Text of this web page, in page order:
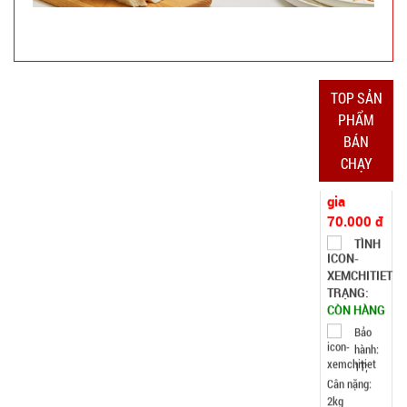
TOP SẢN
PHẨM
BÁN
CHẠY
CÒN HÀNG
Bảo
hành:
1T;
Cân nặng:
Đặt
Chai xịt khử
mùi hôi
giày Nhật
Bản công
MÃ
SP: